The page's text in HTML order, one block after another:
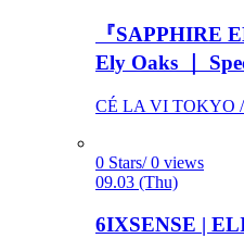
『SAPPHIRE
Ely Oaks ｜
CÉ LA VI TOKYO /
0 Stars/ 0 views
09.03 (Thu)
6IXSENSE |